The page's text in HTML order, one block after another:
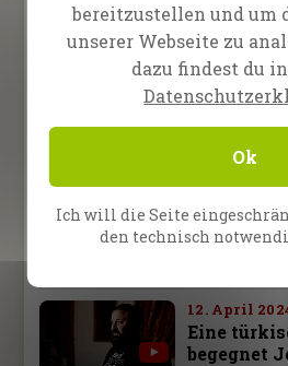
27. Juni
ein
24. Januar
Frei von 9
12. April
Eine
begegnet
bereitzustellen und um
unserer Webseite zu
dazu findest du
Ok
Ich will die Seite
den technisch